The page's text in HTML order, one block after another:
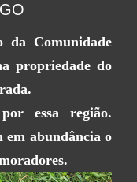
da Comunidade
propriedade do
essa região.
em abundância o